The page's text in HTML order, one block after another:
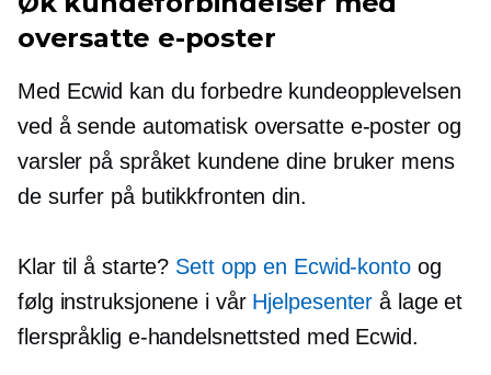
oversatte e-poster
Med Ecwid kan du forbedre kundeopplevelsen
ved å sende automatisk oversatte e-poster og
varsler på språket kundene dine bruker mens
de surfer på butikkfronten din.
Klar til å starte? Sett opp en Ecwid-kontoog
følg instruksjonene i vår Hjelpesenter å lage et
flerspråklig e-handelsnettsted med Ecwid.